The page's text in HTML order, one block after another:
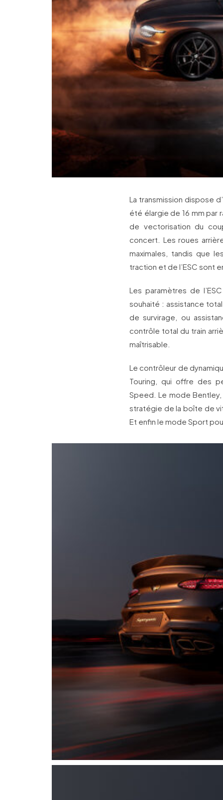
La transmission dispose
été élargie de 16 mm par
de vectorisation du
concert. Les roues
maximales, tandis que
traction et de l’ESC sont
Les paramètres de
souhaité : assistance
de survirage, ou
contrôle total du train
maîtrisable.
Le contrôleur de
Touring, qui offre des
Speed. Le mode
stratégie de la boîte de
Et enfin le mode Sport